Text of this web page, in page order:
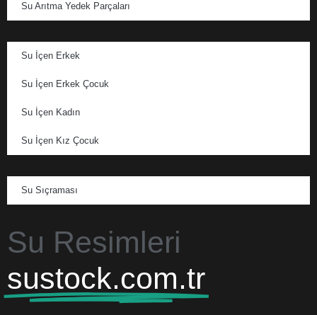
Su Arıtma Yedek Parçaları
Su İçen Erkek
Su İçen Erkek Çocuk
Su İçen Kadın
Su İçen Kız Çocuk
Su Sıçraması
Su Resimleri
sustock.com.tr